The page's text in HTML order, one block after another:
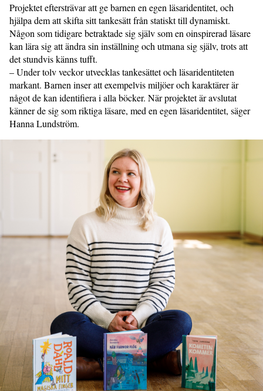
Projektet eftersträvar att ge barnen en egen läsaridentitet, och
hjälpa dem att skifta sitt tankesätt från statiskt till dynamiskt.
Någon som tidigare betraktade sig själv som en oinspirerad läsare
kan lära sig att ändra sin inställning och utmana sig själv, trots att
det stundvis känns tufft.
– Under tolv veckor utvecklas tankesättet och läsaridentiteten
markant. Barnen inser att exempelvis miljöer och karaktärer är
något de kan identifiera i alla böcker. När projektet är avslutat
känner de sig som riktiga läsare, med en egen läsaridentitet, säger
Hanna Lundström.